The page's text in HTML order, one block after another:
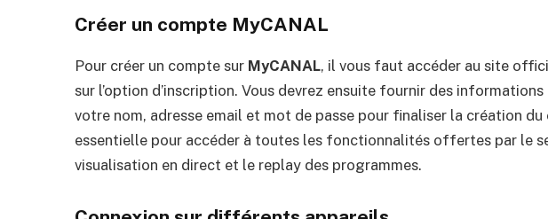
Créer un compte MyCANAL
Pour créer un compte sur MyCANAL, il vous faut accéder au site
sur l’option d’inscription. Vous devrez ensuite fournir des
votre nom, adresse email et mot de passe pour finaliser la création
essentielle pour accéder à toutes les fonctionnalités offertes par le
visualisation en direct et le replay des programmes.